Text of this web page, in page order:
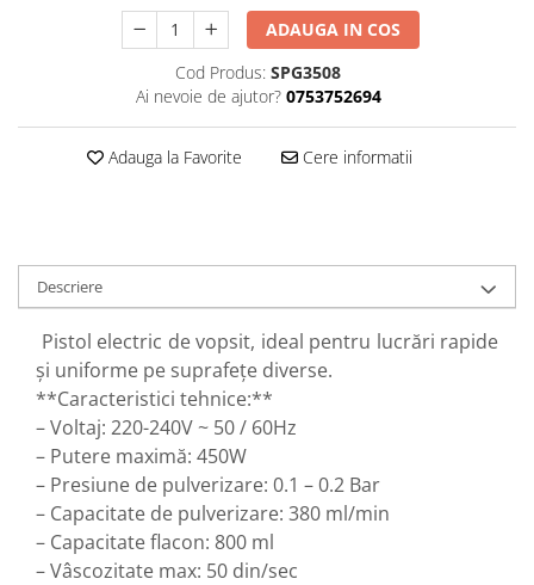
Oale și vase de gătit
Pistol pentru vopsit
Prelate și Folii de Protecție
Prelungitoare
Rindele electrice
Accesorii rindele
Scule electrice
Accesorii pentru polizor
Accesorii scule electrice
Compresoare aer
Fierastrau sabie
Fierăstrău circular
ADAUGA IN COS
Cod Produs: SPG3508
Ai nevoie de ajutor? 0753752694
Adauga la Favorite Cere informatii
Descriere
Pistol electric de vopsit, ideal pentru lucrări rapide
și uniforme pe suprafețe diverse.
**Caracteristici tehnice:**
– Voltaj: 220-240V ~ 50 / 60Hz
– Putere maximă: 450W
– Presiune de pulverizare: 0.1 – 0.2 Bar
– Capacitate de pulverizare: 380 ml/min
– Capacitate flacon: 800 ml
– Vâscozitate max: 50 din/sec